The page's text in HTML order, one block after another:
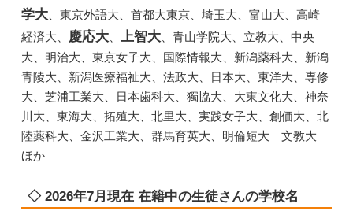
学大 、東京外語大、首都大東京、埼玉大、富山大、高崎
経済大、
慶応大 上智大 、青山学院大、立教大、中央
大、明治大、東京女子大、国際情報大、新潟薬科大、新潟
青陵大、新潟医療福祉大、法政大、日本大、東洋大、専修
大、芝浦工業大、日本歯科大、獨協大、大東文化大、神奈
川大、東海大、拓殖大、北里大、実践女子大、創価大、北
陸薬科大、金沢工業大、群馬育英大、明倫短大 文教大
ほか
◇ 2026年7月現在 在籍中の生徒さんの学校名